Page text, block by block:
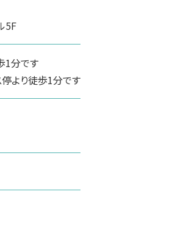
5F
1分です
より徒歩1分です